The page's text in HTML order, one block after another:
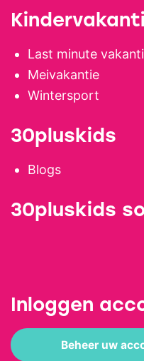
Last minute
Meivakantie
Wintersport
30pluskids
Blogs
30pluskids
Inloggen
Beheer uw